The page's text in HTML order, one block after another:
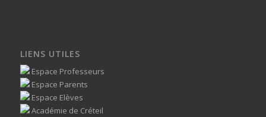
LIENS UTILES
Espace Professeurs
Espace Parents
Espace Elèves
Académie de Créteil